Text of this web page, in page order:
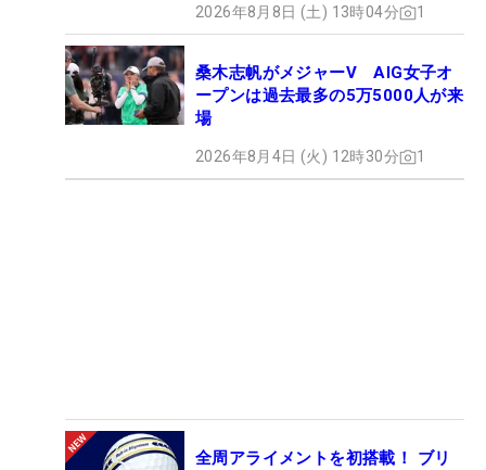
2026年8月8日 (土) 13時04分 1
桑木志帆がメジャーV AIG女子オ
ープンは過去最多の5万5000人が来
場
2026年8月4日 (火) 12時30分 1
全周アライメントを初搭載！ ブリ